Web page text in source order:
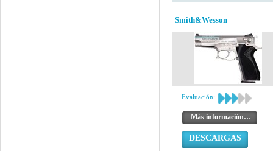
Smith&Wesson
Evaluación:
Más información…
DESCARGAS